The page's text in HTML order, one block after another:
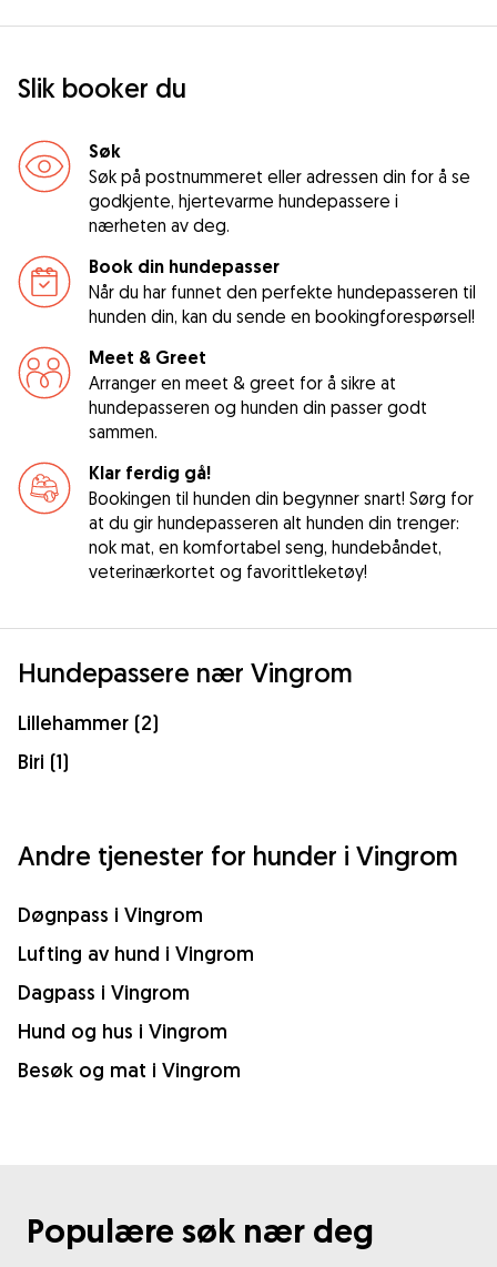
Slik booker du
Søk
Søk på postnummeret eller adressen din for å se
godkjente, hjertevarme hundepassere i
nærheten av deg.
Book din hundepasser
Når du har funnet den perfekte hundepasseren til
hunden din, kan du sende en bookingforespørsel!
Meet & Greet
Arranger en meet & greet for å sikre at
hundepasseren og hunden din passer godt
sammen.
Klar ferdig gå!
Bookingen til hunden din begynner snart! Sørg for
at du gir hundepasseren alt hunden din trenger:
nok mat, en komfortabel seng, hundebåndet,
veterinærkortet og favorittleketøy!
Hundepassere nær Vingrom
Lillehammer (2)
Biri (1)
Andre tjenester for hunder i Vingrom
Døgnpass i Vingrom
Lufting av hund i Vingrom
Dagpass i Vingrom
Hund og hus i Vingrom
Besøk og mat i Vingrom
Populære søk nær deg